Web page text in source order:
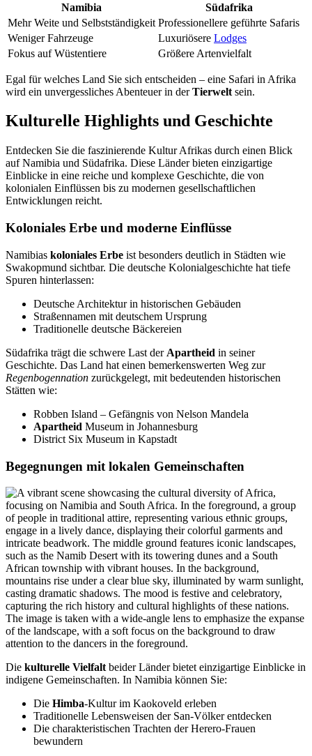
Namibia
Südafrika
Mehr Weite und Selbstständigkeit Professionellere geführte Safaris
Weniger Fahrzeuge
Luxuriösere Lodges
Fokus auf Wüstentiere
Größere Artenvielfalt
Egal für welches Land Sie sich entscheiden – eine Safari in Afrika
wird ein unvergessliches Abenteuer in derTierwelt sein.
Kulturelle Highlights und Geschichte
Entdecken Sie die faszinierende Kultur Afrikas durch einen Blick
auf Namibia und Südafrika. Diese Länder bieten einzigartige
Einblicke in eine reiche und komplexe Geschichte, die von
kolonialen Einflüssen bis zu modernen gesellschaftlichen
Entwicklungen reicht.
Koloniales Erbe und moderne Einflüsse
Namibias koloniales Erbe ist besonders deutlich in Städten wie
Swakopmund sichtbar. Die deutsche Kolonialgeschichte hat tiefe
Spuren hinterlassen:
Deutsche Architektur in historischen Gebäuden
Straßennamen mit deutschem Ursprung
Traditionelle deutsche Bäckereien
Südafrika trägt die schwere Last der Apartheid in seiner
Geschichte. Das Land hat einen bemerkenswerten Weg zur
Regenbogennation zurückgelegt, mit bedeutenden historischen
Stätten wie:
Robben Island – Gefängnis von Nelson Mandela
Apartheid Museum in Johannesburg
District Six Museum in Kapstadt
Begegnungen mit lokalen Gemeinschaften
Die kulturelle Vielfalt beider Länder bietet einzigartige Einblicke in
indigene Gemeinschaften. In Namibia können Sie:
Die Himba-Kultur im Kaokoveld erleben
Traditionelle Lebensweisen der San-Völker entdecken
Die charakteristischen Trachten der Herero-Frauen
bewundern